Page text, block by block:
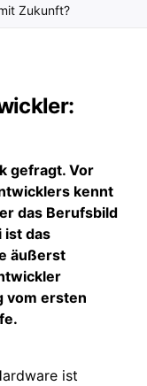
Zukunft?
gefragt. Vor
kennt
das Berufsbild
ist das
äußerst
vom ersten
ist